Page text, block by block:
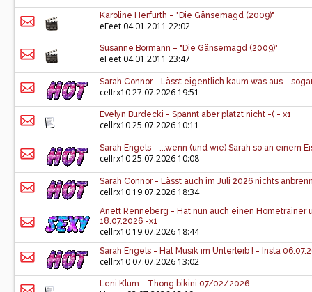
Karoline Herfurth – "Die Gänsemagd (2009)"
eFeet 04.01.2011 22:02
Susanne Bormann – "Die Gänsemagd (2009)"
eFeet 04.01.2011 23:47
Sarah Connor - Lässt eigentlich kaum was aus -
cellrx1027.07.2026 19:51
Evelyn Burdecki - Spannt aber platzt nicht -( - x1
cellrx1025.07.2026 10:11
Sarah Engels - ...wenn (und wie) Sarah so an einem
cellrx1025.07.2026 10:08
Sarah Connor - Lässt auch im Juli 2026 nichts
cellrx10 19.07.2026 18:34
Anett Renneberg - Hat nun auch einen Hometrainer
18.07.2026 -x1
cellrx10 19.07.2026 18:44
Sarah Engels - Hat Musik im Unterleib ! - Insta
cellrx10 07.07.2026 13:02
Leni Klum - Thong bikini 07/02/2026